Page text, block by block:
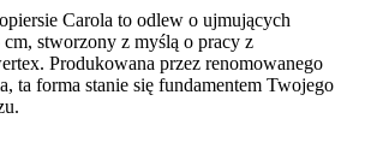
Carola to odlew o ujmujących
stworzony z myślą o pracy z
Produkowana przez renomowanego
ta forma stanie się fundamentem Twojego